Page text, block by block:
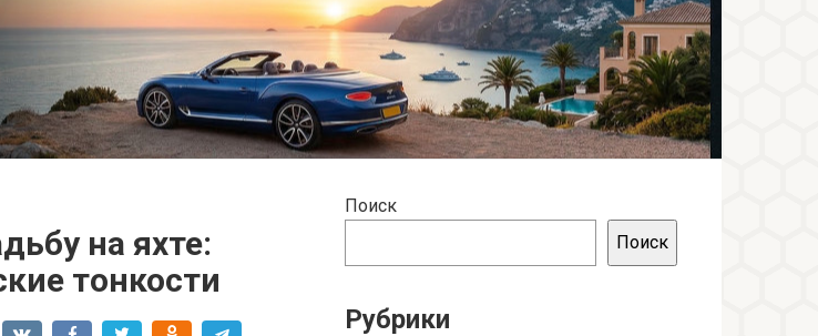
на яхте:
тонкости
Поиск
Поиск
Рубрики